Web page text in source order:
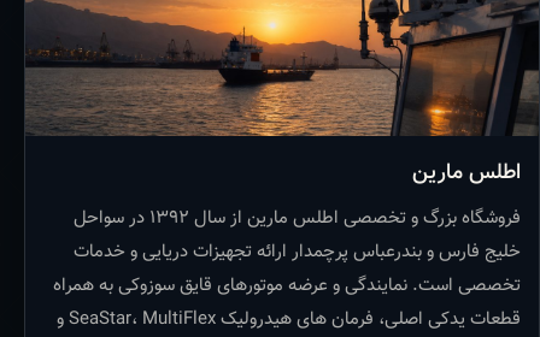
اطلس مارین
فروشگاه بزرگ و تخصصی اطلس مارین از سال ۱۳۹۲ در سواحل
خلیج فارس و بندرعباس پرچمدار ارائه تجهیزات دریایی و خدمات
تخصصی است. نمایندگی و عرضه موتورهای قایق سوزوکی به همراه
قطعات یدکی اصلی، فرمان های هیدرولیک SeaStar، MultiFlex و